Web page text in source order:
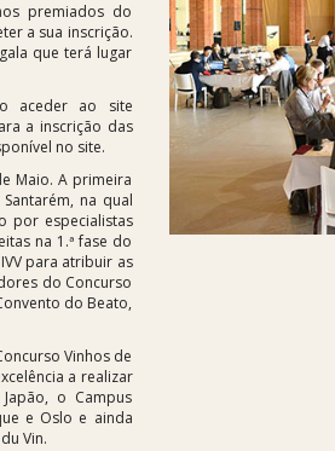
premiados do
a sua inscrição.
que terá lugar
aceder ao site
a inscrição das
no site.
Maio. A primeira
na qual
por especialistas
na 1.ª fase do
para atribuir as
do Concurso
do Beato,
Vinhos de
a realizar
o Campus
e Oslo e ainda
Vin.